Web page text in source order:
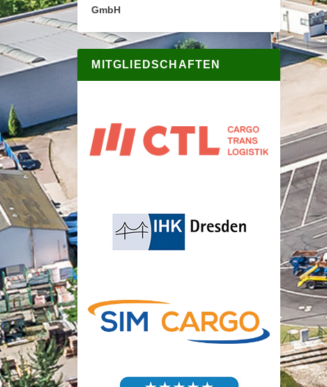
GmbH
MITGLIEDSCHAFTEN